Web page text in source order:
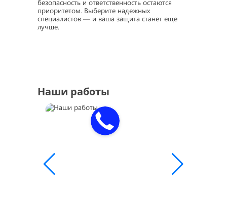
безопасность и ответственность остаются
приоритетом. Выберите надежных
специалистов — и ваша защита станет еще
лучше.
Наши работы